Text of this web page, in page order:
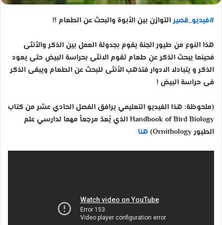
#فيديو_قصيرالتوازن بين الأبوة والبحث عن الطعام !!
هذا النوع من طيور الجنة يقوم بجدولة العمل بين الذكر والأنثى
فحينما يبحث الذكر عن طعام تقوم الانثى بحراسة البيض حتى يعود
الذكر و يتبادلا الادوار فتذهب الأنثى للبحث عن الطعام ويبقى الذكر
فى حراسة البيض !
(ملحوظة: هذا الفيديو التعليمي يرافق الفصل الحادي عشر من كتاب
Handbook of Bird Biology الذي يُعدّ مرجعاً مهما لدارسي علم
الطيور Ornithology)
هنا